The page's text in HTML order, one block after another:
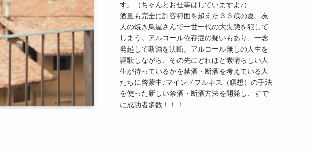
す。（ちゃんとお仕事はしていますよ♪）
酒量も完全に許容範囲を超えた３３歳の夏、友
人の焼き鳥屋さんで一世一代の大失態を犯して
しまう。アルコール依存症の疑いもあり、一念
発起して断酒を決断。アルコール無しの人生を
謳歌しながら、その先にどれほど素晴らしい人
生が待っているかを禁酒・断酒を考えている人
たちに啓蒙中♪マインドフルネス（瞑想）の手法
を使った新しい禁酒・断酒方法を開発し、すで
に成功者多数！！！